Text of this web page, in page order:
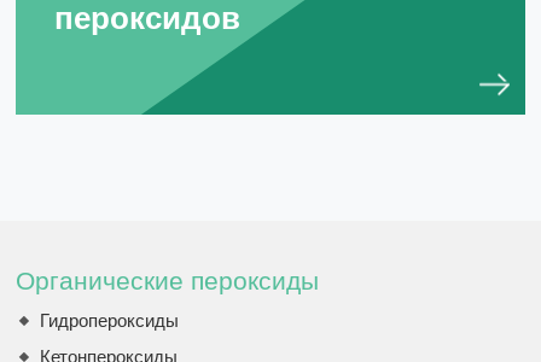
пероксидов
Органические пероксиды
Гидропероксиды
Кетонпероксиды